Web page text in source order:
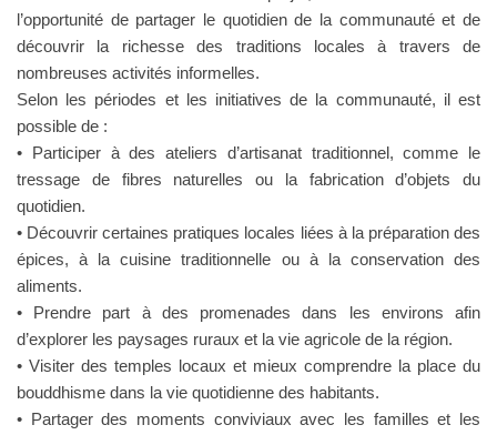
l’opportunité de partager le quotidien de la communauté et de
découvrir la richesse des traditions locales à travers de
nombreuses activités informelles.
Selon les périodes et les initiatives de la communauté, il est
possible de :
• Participer à des ateliers d’artisanat traditionnel, comme le
tressage de fibres naturelles ou la fabrication d’objets du
quotidien.
• Découvrir certaines pratiques locales liées à la préparation des
épices, à la cuisine traditionnelle ou à la conservation des
aliments.
• Prendre part à des promenades dans les environs afin
d’explorer les paysages ruraux et la vie agricole de la région.
• Visiter des temples locaux et mieux comprendre la place du
bouddhisme dans la vie quotidienne des habitants.
• Partager des moments conviviaux avec les familles et les